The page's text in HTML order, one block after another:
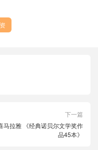
下一篇
马拉雅 《经典诺贝尔文学奖作
品45本》